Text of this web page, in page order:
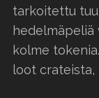
tarkoitettu
kolme
loot crateista,